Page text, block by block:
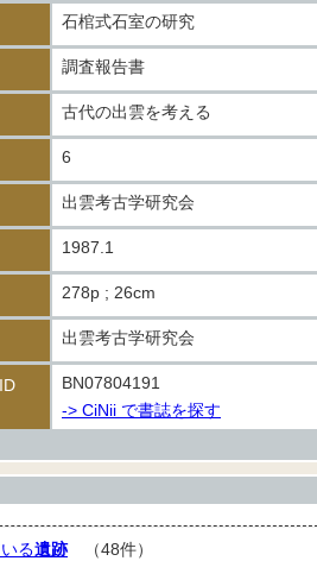
石棺式石室の研究
調査報告書
古代の出雲を考える
6
出雲考古学研究会
1987.1
278p ; 26cm
出雲考古学研究会
BN07804191
-> CiNii で書誌を探す
る遺跡（48件）